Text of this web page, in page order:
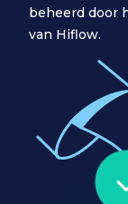
beheerd door
van Hiflow.